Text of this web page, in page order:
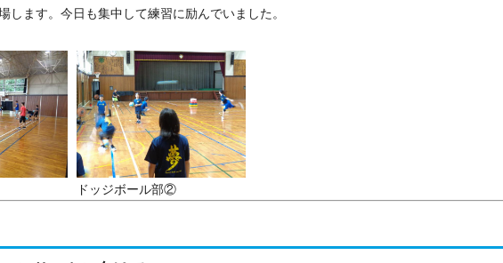
します。今日も集中して練習に励んでいました。
ドッジボール部②